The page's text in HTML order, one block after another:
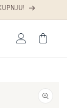
Prijava Košarica